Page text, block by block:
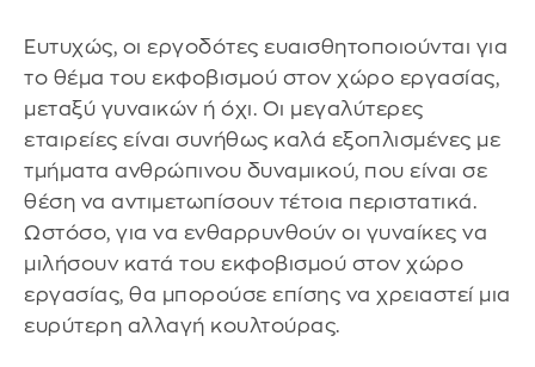
Ευτυχώς, οι εργοδότες ευαισθητοποιούνται για
το θέμα του εκφοβισμού στον χώρο εργασίας,
μεταξύ γυναικών ή όχι. Οι μεγαλύτερες
εταιρείες είναι συνήθως καλά εξοπλισμένες με
τμήματα ανθρώπινου δυναμικού, που είναι σε
θέση να αντιμετωπίσουν τέτοια περιστατικά.
Ωστόσο, για να ενθαρρυνθούν οι γυναίκες να
μιλήσουν κατά του εκφοβισμού στον χώρο
εργασίας, θα μπορούσε επίσης να χρειαστεί μια
ευρύτερη αλλαγή κουλτούρας.